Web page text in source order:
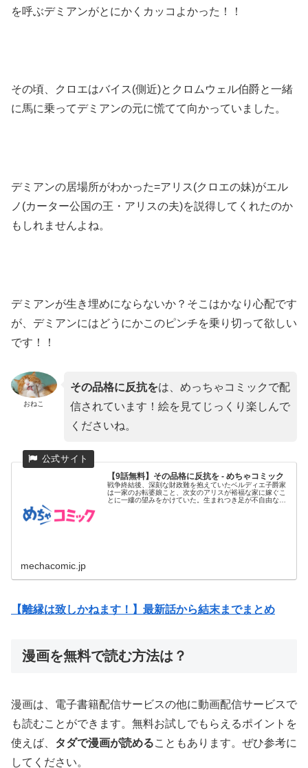
を呼ぶデミアンがとにかくカッコよかった！！
その頃、クロエはバイス(側近)とクロムウェル伯爵と一緒
に馬に乗ってデミアンの元に慌てて向かっていました。
デミアンの居場所がわかった=アリス(クロエの妹)がエル
ノ(カーター公国の王・アリスの夫)を説得してくれたのか
もしれませんよね。
デミアンが生き埋めにならないか？そこはかなり心配です
が、デミアンにはどうにかこのピンチを乗り切って欲しい
です！！
おねこ
その品格に反抗をは、めっちゃコミックで配
信されています！絵を見てじっくり楽しんで
くださいね。
【9話無料】その品格に反抗を - めちゃコミック
戦争終結後、深刻な財政難を抱えていたベルディエ子爵家
は一家のお転婆娘こと、次女のアリスが裕福な家に嫁ぐこ
とに一縷の望みをかけていた。生まれつき足が不自由な長
mechacomic.jp
【離縁は致しかねます！】最新話から結末までまとめ
漫画を無料で読む方法は？
漫画は、電子書籍配信サービスの他に動画配信サービスで
も読むことができます。無料お試しでもらえるポイントを
使えば、 タダで漫画が読めることもあります。ぜひ参考に
してください。